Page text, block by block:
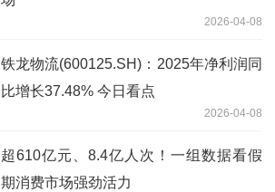
2026-04-08
铁龙物流(600125.SH)：2025年净利润同
比增长37.48% 今日看点
2026-04-08
超610亿元、8.4亿人次！一组数据看假
期消费市场强劲活力